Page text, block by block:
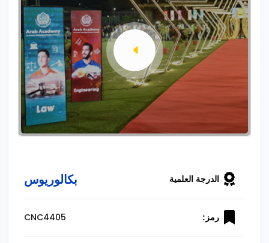
الدرجة العلمية بكالوريوس
رمز: CNC4405